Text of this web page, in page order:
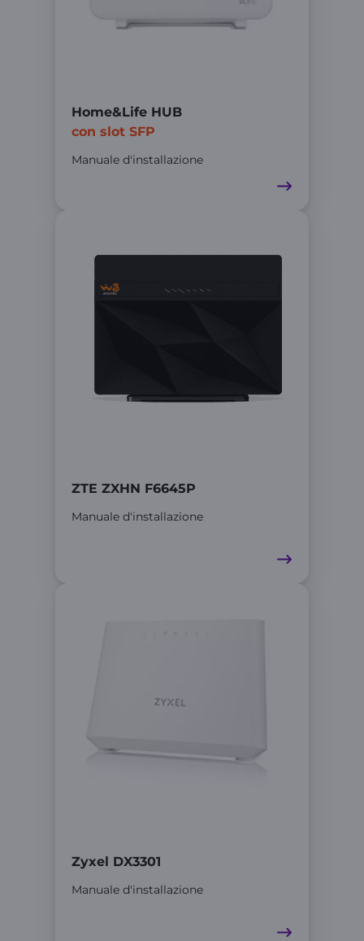
Home&Life HUB
con slot SFP
Manuale d'installazione
ZTE ZXHN F6645P
Manuale d'installazione
Zyxel DX3301
Manuale d'installazione